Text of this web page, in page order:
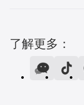
了解更多：